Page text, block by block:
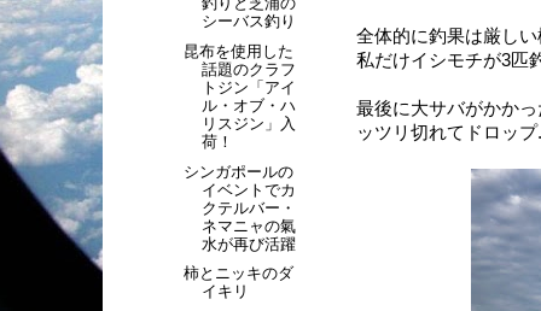
全体的に釣果は厳し
私だけイシモチが3匹
最後に大サバがかか
ッツリ切れてドロップ
シーバス釣り
昆布を使用した
話題のクラフ
トジン「アイ
ル・オブ・ハ
リスジン」入
荷！
シンガポールの
イベントでカ
クテルバー・
ネマニャの氣
水が再び活躍
柿とニッキのダ
イキリ